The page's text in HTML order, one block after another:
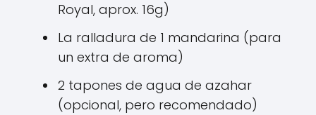
Royal, aprox. 16g)
La ralladura de 1 mandarina (para
un extra de aroma)
2 tapones de agua de azahar
(opcional, pero recomendado)